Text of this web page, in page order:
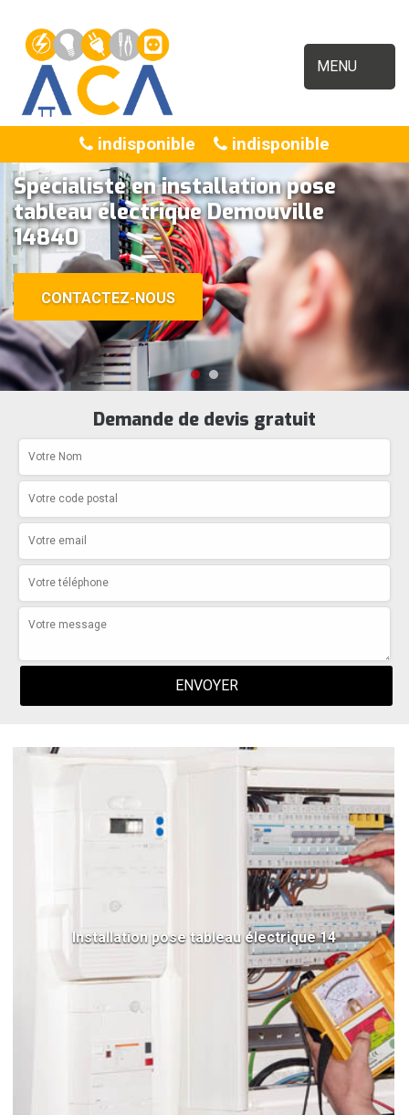
MENU
indisponible indisponible
Spécialiste en installation pose
tableau électrique Demouville
14840
CONTACTEZ-NOUS
Demande de devis gratuit
Installation pose tableau électrique 14